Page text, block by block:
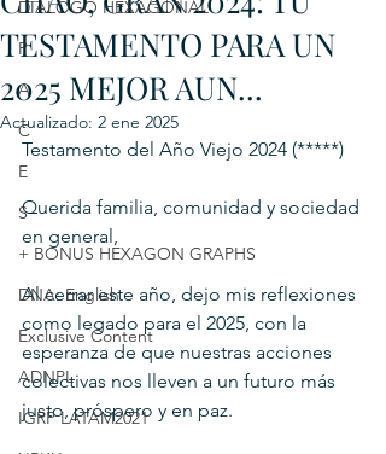
DIALOGO HEXAGONAL
P
A
C
E
S
+ BONUS HEXAGON GRAPHS
DNA: English
Exclusive Content
ADNPL
IGRP LATAM2021
TESTAMENTO PARA UN
2025 MEJOR AUN...
Actualizado: 2 ene 2025
Testamento del Año Viejo 2024 (*****)
Querida familia, comunidad y sociedad
en general,
Al cerrar este año, dejo mis reflexiones
como legado para el 2025, con la
esperanza de que nuestras acciones
colectivas nos lleven a un futuro más
justo, próspero y en paz.